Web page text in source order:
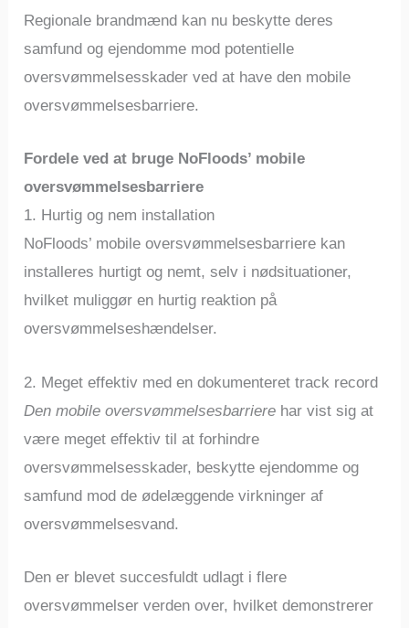
Regionale brandmænd kan nu beskytte deres
samfund og ejendomme mod potentielle
oversvømmelsesskader ved at have den mobile
oversvømmelsesbarriere.
Fordele ved at bruge NoFloods’ mobile
oversvømmelsesbarriere
1. Hurtig og nem installation
NoFloods’ mobile oversvømmelsesbarriere kan
installeres hurtigt og nemt, selv i nødsituationer,
hvilket muliggør en hurtig reaktion på
oversvømmelseshændelser.
2. Meget effektiv med en dokumenteret track record
Den mobile oversvømmelsesbarriere har vist sig at
være meget effektiv til at forhindre
oversvømmelsesskader, beskytte ejendomme og
samfund mod de ødelæggende virkninger af
oversvømmelsesvand.
Den er blevet succesfuldt udlagt i flere
oversvømmelser verden over, hvilket demonstrerer